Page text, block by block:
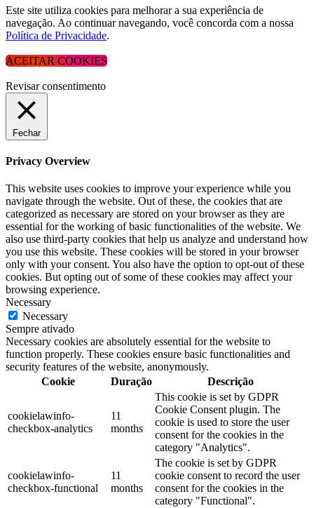
Este site utiliza cookies para melhorar a sua experiência de
navegação. Ao continuar navegando, você concorda com a nossa
Política de Privacidade.
ACEITAR COOKIES
Revisar consentimento
Fechar
Privacy Overview
This website uses cookies to improve your experience while you
navigate through the website. Out of these, the cookies that are
categorized as necessary are stored on your browser as they are
essential for the working of basic functionalities of the website. We
also use third-party cookies that help us analyze and understand how
you use this website. These cookies will be stored in your browser
only with your consent. You also have the option to opt-out of these
cookies. But opting out of some of these cookies may affect your
browsing experience.
Necessary
Necessary
Sempre ativado
Necessary cookies are absolutely essential for the website to
function properly. These cookies ensure basic functionalities and
security features of the website, anonymously.
Cookie
Duração Descrição
cookielawinfo-
checkbox-analytics
11
months
This cookie is set by GDPR
Cookie Consent plugin. The
cookie is used to store the user
consent for the cookies in the
category "Analytics".
cookielawinfo-
checkbox-functional
11
months
The cookie is set by GDPR
cookie consent to record the user
consent for the cookies in the
category "Functional".